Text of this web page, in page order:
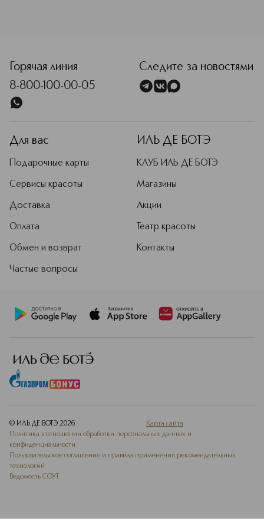
Горячая линия
8-800-100-00-05
Следите за новостями
Для вас
Подарочные карты
Сервисы красоты
Доставка
Оплата
Обмен и возврат
Частые вопросы
ИЛЬ ДЕ БОТЭ
КЛУБ ИЛЬ ДЕ БОТЭ
Магазины
Акции
Театр красоты
Контакты
© ИЛЬ ДЕ БОТЭ 2026
Карта сайта
Политика в отношении обработки персональных данных и
конфиденциальности
Пользовательское соглашение и правила применения рекомендательных
технологий
Ведомость СОУТ